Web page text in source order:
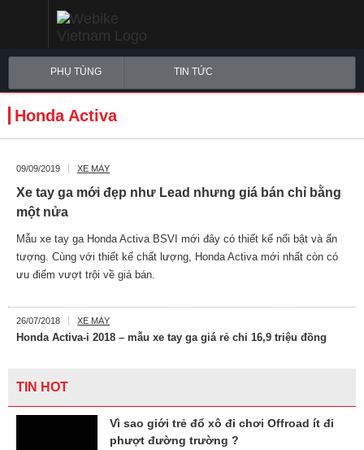
PHỤ TÙNG TIN TỨC
Honda Activa
09/09/2019 XE MÁY
Xe tay ga mới đẹp như Lead nhưng giá bán chỉ bằng
một nửa
Mẫu xe tay ga Honda Activa BSVI mới đây có thiết kế nổi bật và ấn
tượng. Cùng với thiết kế chất lượng, Honda Activa mới nhất còn có
ưu điểm vượt trội về giá bán.
26/07/2018 XE MÁY
Honda Activa-i 2018 – mẫu xe tay ga giá rẻ chỉ 16,9 triệu đồng
TIN HOT
Vì sao giới trẻ đổ xô đi chơi Offroad ít đi
phượt đường trường ?